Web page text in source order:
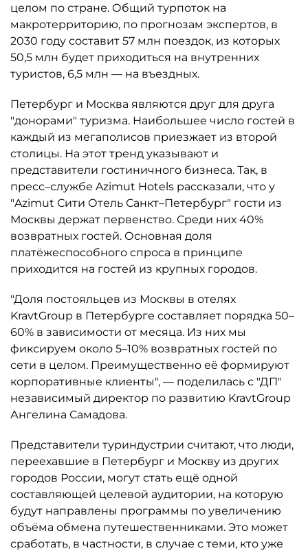
целом по стране. Общий турпоток на
макротерриторию, по прогнозам экспертов, в
2030 году составит 57 млн поездок, из которых
50,5 млн будет приходиться на внутренних
туристов, 6,5 млн — на въездных.
Петербург и Москва являются друг для друга
"донорами" туризма. Наибольшее число гостей в
каждый из мегаполисов приезжает из второй
столицы. На этот тренд указывают и
представители гостиничного бизнеса. Так, в
пресс–службе Azimut Hotels рассказали, что у
"Azimut Сити Отель Санкт–Петербург" гости из
Москвы держат первенство. Среди них 40%
возвратных гостей. Основная доля
платёжеспособного спроса в принципе
приходится на гостей из крупных городов.
"Доля постояльцев из Москвы в отелях
KravtGroup в Петербурге составляет порядка 50–
60% в зависимости от месяца. Из них мы
фиксируем около 5–10% возвратных гостей по
сети в целом. Преимущественно её формируют
корпоративные клиенты", — поделилась с "ДП"
независимый директор по развитию KravtGroup
Ангелина Самадова.
Представители туриндустрии считают, что люди,
переехавшие в Петербург и Москву из других
городов России, могут стать ещё одной
составляющей целевой аудитории, на которую
будут направлены программы по увеличению
объёма обмена путешественниками. Это может
сработать, в частности, в случае с теми, кто уже